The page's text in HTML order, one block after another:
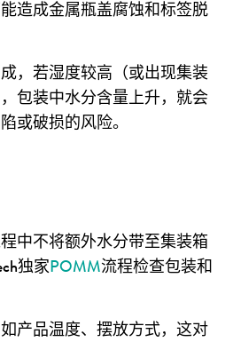
造成金属瓶盖腐蚀和标签脱
，若湿度较高（或出现集装
包装中水分含量上升，就会
或破损的风险。
中不将额外水分带至集装箱
独家POMM流程检查包装和
产品温度、摆放方式，这对